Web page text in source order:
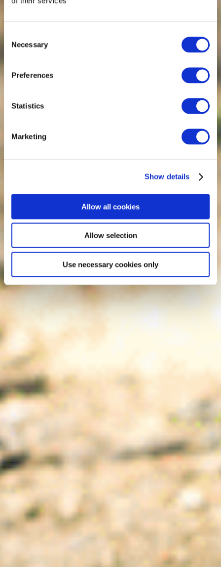
Selection
Necessary
Preferences
Statistics
Marketing
Show details
Allow all cookies
Allow selection
Use necessary cookies only